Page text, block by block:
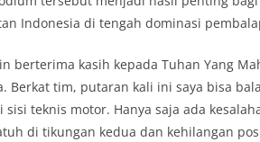
Indonesia di tengah dominasi
berterima kasih kepada Tuhan Yang
Berkat tim, putaran kali ini saya bisa
sisi teknis motor. Hanya saja ada
di tikungan kedua dan kehilangan